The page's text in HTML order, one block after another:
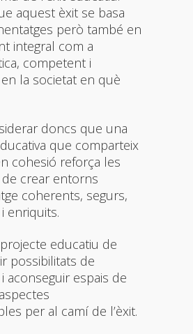
aquest èxit se basa
però també en
integral com a
competent i
la societat en què
doncs que una
que comparteix
cohesió reforça les
crear entorns
coherents, segurs,
enriquits.
educatiu de
possibilitats de
aconseguir espais de
per al camí de l’èxit.